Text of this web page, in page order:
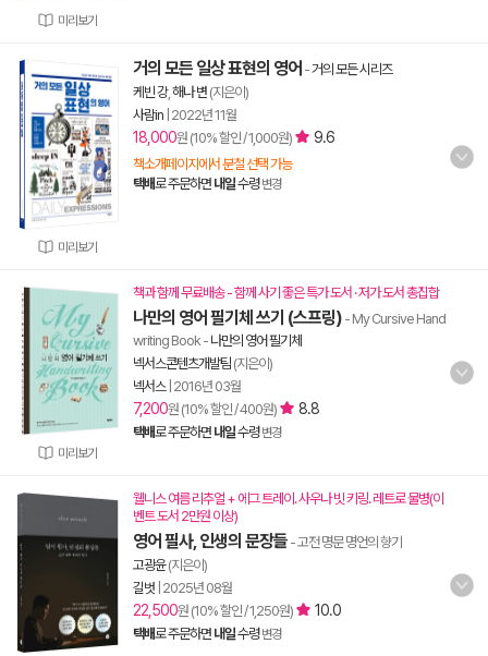
미리보기
미리보기
거의 모든 일상 표현의 영어 -거의 모든 시리즈
케빈 강, 해나 변 (지은이)
사람in 2022년 11월
18,000원 (10% 할인 / 1,000원) 9.6
책소개페이지에서 분철 선택 가능
택배로 주문하면 내일수령 변경
미리보기
책과 함께 무료배송 - 함께 사기 좋은 특가 도서 · 저가 도서 총집합
나만의 영어 필기체 쓰기 (스프링) - My Cursive Hand
writing Book- 나만의 영어 필기체
넥서스콘텐츠개발팀 (지은이)
넥서스| 2016년 03월
7,200원 (10% 할인 / 400원) 8.8
택배로 주문하면 내일수령 변경
웰니스 여름 리추얼 + 에그 트레이. 사우나 빗 키링. 레트로 물병(이
벤트 도서 2만원 이상)
영어 필사, 인생의 문장들 - 고전 명문 명언의 향기
고광윤(지은이)
길벗 2025년 08월
22,500원 (10% 할인 / 1,250원) 10.0
택배로 주문하면 내일수령 변경